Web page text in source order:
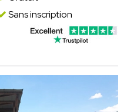
Sans inscription